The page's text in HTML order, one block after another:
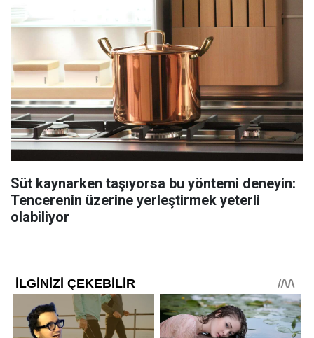
Süt kaynarken taşıyorsa bu yöntemi deneyin:
Tencerenin üzerine yerleştirmek yeterli
olabiliyor